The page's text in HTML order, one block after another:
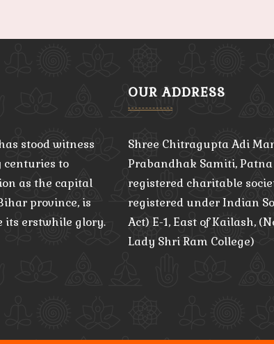
stood witness
to
as the capital
province, is
its erstwhile glory.
OUR ADDRESS
Shree Chitragupta Adi
Prabandhak Samiti,
registered charitable
registered under Indian
Act) E-1, East of Kailash,
Lady Shri Ram College)